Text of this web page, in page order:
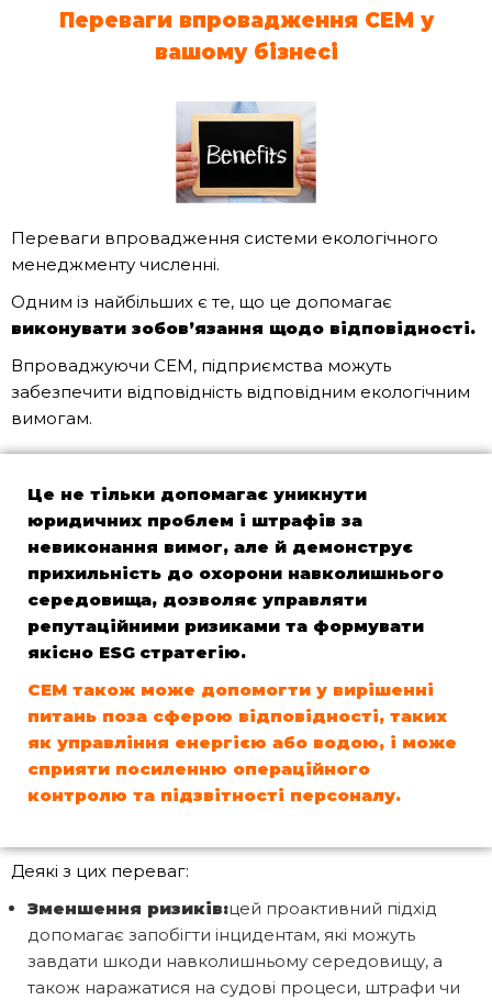
Переваги впровадження СЕМ у
вашому бізнесі
Переваги впровадження системи екологічного
менеджменту численні.
Одним із найбільших є те, що це допомагає
виконувати зобов’язання щодо відповідності.
Впроваджуючи СЕМ, підприємства можуть
забезпечити відповідність відповідним екологічним
вимогам.
Це не тільки допомагає уникнути
юридичних проблем і штрафів за
невиконання вимог, але й демонструє
прихильність до охорони навколишнього
середовища, дозволяє управляти
репутаційними ризиками та формувати
якісно ESG стратегію.
СЕМ також може допомогти у вирішенні
питань поза сферою відповідності, таких
як управління енергією або водою, і може
сприяти посиленню операційного
контролю та підзвітності персоналу.
Деякі з цих переваг:
Зменшення ризиків:цей проактивний підхід
допомагає запобігти інцидентам, які можуть
завдати шкоди навколишньому середовищу, а
також наражатися на судові процеси, штрафи чи